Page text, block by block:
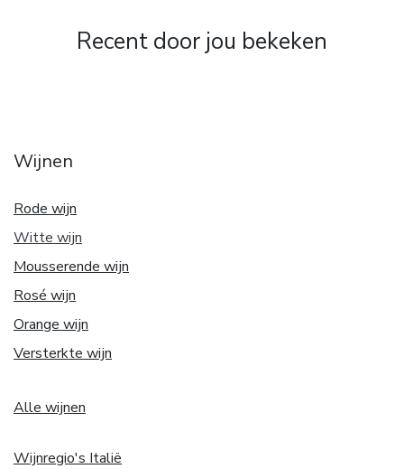
Recent door jou bekeken
Wijnen
Rode wijn
Witte wijn
Mousserende wijn
Rosé wijn
Orange wijn
Versterkte wijn
Alle wijnen
Wijnregio's Italië